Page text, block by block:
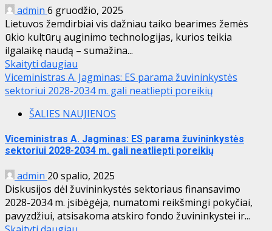
admin 6 gruodžio, 2025
Lietuvos žemdirbiai vis dažniau taiko bearimes žemės
ūkio kultūrų auginimo technologijas, kurios teikia
ilgalaikę naudą – sumažina...
Skaityti daugiau
Viceministras A. Jagminas: ES parama žuvininkystės
sektoriui 2028-2034 m. gali neatliepti poreikių
ŠALIES NAUJIENOS
Viceministras A. Jagminas: ES parama žuvininkystės
sektoriui 2028-2034 m. gali neatliepti poreikių
admin 20 spalio, 2025
Diskusijos dėl žuvininkystės sektoriaus finansavimo
2028-2034 m. įsibėgėja, numatomi reikšmingi pokyčiai,
pavyzdžiui, atsisakoma atskiro fondo žuvininkystei ir...